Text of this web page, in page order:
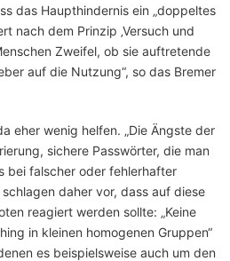
das Haupthindernis ein „doppeltes
nach dem Prinzip ‚Versuch und
Zweifel, ob sie auftretende
auf die Nutzung“, so das Bremer
eher wenig helfen. „Die Ängste der
sichere Passwörter, die man
bei falscher oder fehlerhafter
daher vor, dass auf diese
reagiert werden sollte: „Keine
in kleinen homogenen Gruppen“
es beispielsweise auch um den